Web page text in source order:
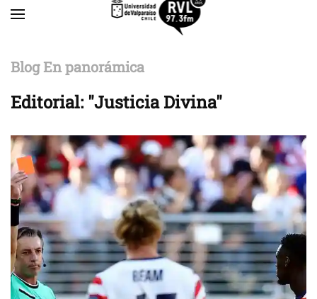
Blog En panorámica
Editorial: "Justicia Divina"